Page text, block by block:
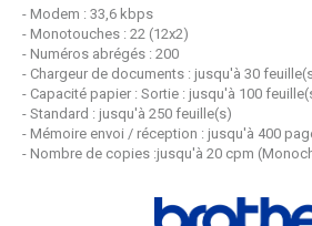
- Modem : 33,6 kbps
- Monotouches : 22 (12x2)
- Numéros abrégés : 200
- Chargeur de documents : jusqu'à 30
- Capacité papier : Sortie : jusqu'à 100
- Standard : jusqu'à 250 feuille(s)
- Mémoire envoi / réception : jusqu'à 400
- Nombre de copies :jusqu'à 20 cpm